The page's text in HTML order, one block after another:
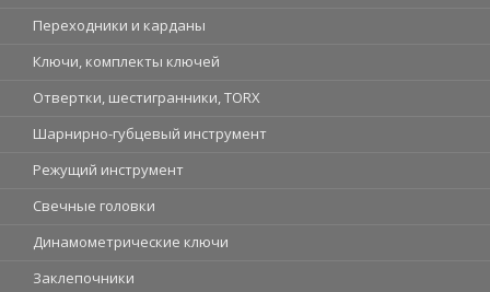
Переходники и карданы
Ключи, комплекты ключей
Отвертки, шестигранники, TORX
Шарнирно-губцевый инструмент
Режущий инструмент
Свечные головки
Динамометрические ключи
Заклепочники